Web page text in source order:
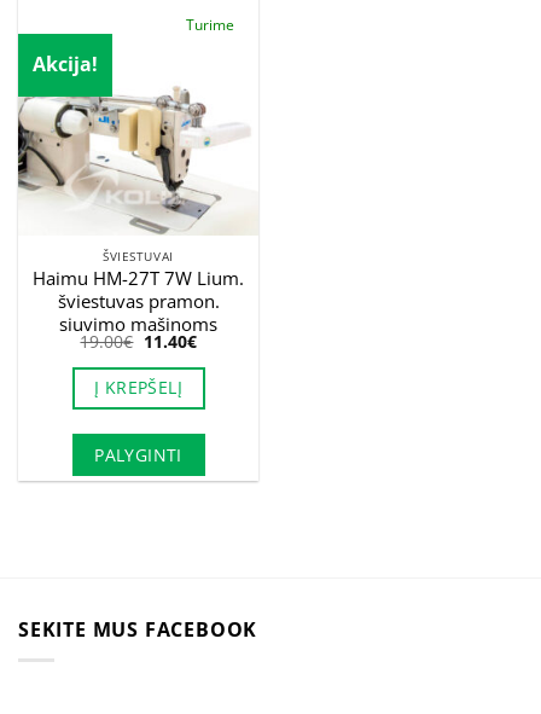
Akcija!
Turime
ŠVIESTUVAI
Haimu HM-27T 7W Lium.
šviestuvas pramon.
siuvimo mašinoms
19.00€ Original
price
was:
19.00€.
11.40€Current
price
is:
Į KREPŠELĮ
PALYGINTI
SEKITE MUS FACEBOOK